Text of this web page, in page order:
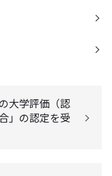
大学評価（認
」の認定を受